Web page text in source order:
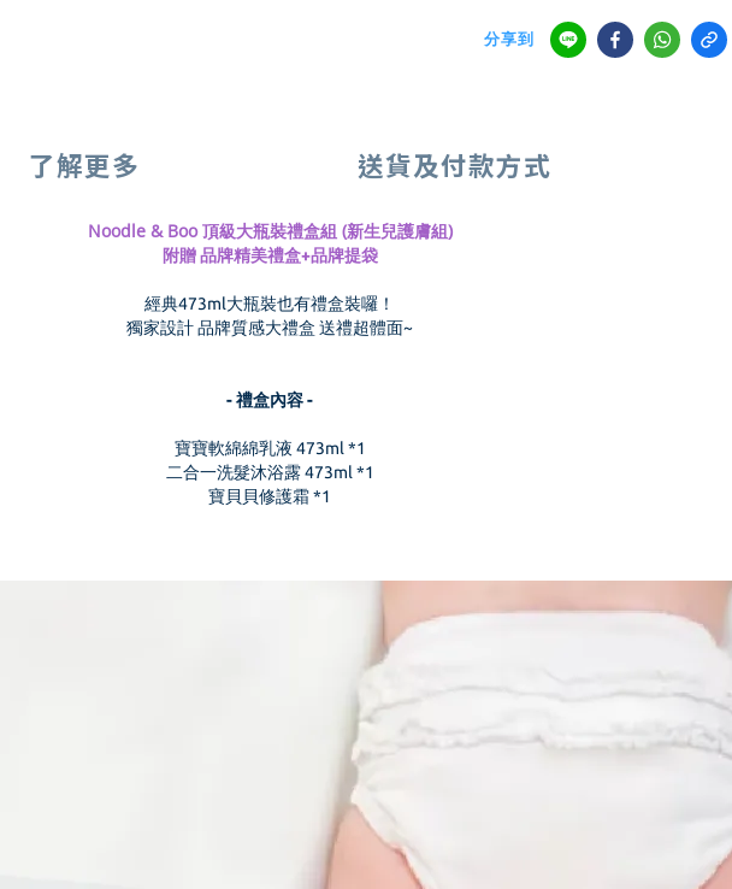
分享到
了解更多 送貨及付款方式
Noodle & Boo 頂級大瓶裝禮盒組 (新生兒護膚組)
附贈 品牌精美禮盒+品牌提袋
經典473ml大瓶裝也有禮盒裝囉！
獨家設計 品牌質感大禮盒 送禮超體面~
- 禮盒內容 -
寶寶軟綿綿乳液 473ml *1
二合一洗髮沐浴露 473ml *1
寶貝貝修護霜 *1